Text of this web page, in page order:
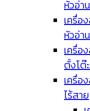
หัวอ่า
เครื่อ
หัวอ่า
เครื่อ
ตั้งโต๊
เครื่อ
ไร้สาย